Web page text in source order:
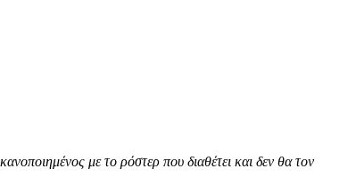
με το ρόστερ που διαθέτει και δεν θα τον